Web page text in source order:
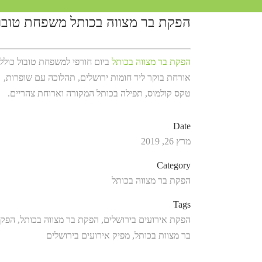
הפקת בר מצווה בכותל משפחת
הפקת בר מצווה בכותל ביום חורפי למשפחת טובול
אורחת בוקר ליד חומות ירושלים, תהלוכה עם שופרות,
טקס קולמוס, תפילה בכותל המקורה וארוחת צהריים.
Date
מרץ 26, 2019
Category
הפקת בר מצווה בכותל
Tags
הפקת אירועים בירושלים, הפקת בר מצווה בכותל,
בר מצוות בכותל, מפיק אירועים בירושלים